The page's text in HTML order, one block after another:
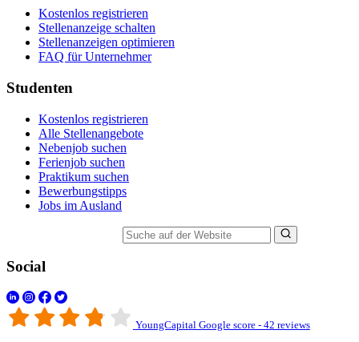
Kostenlos registrieren
Stellenanzeige schalten
Stellenanzeigen optimieren
FAQ für Unternehmer
Studenten
Kostenlos registrieren
Alle Stellenangebote
Nebenjob suchen
Ferienjob suchen
Praktikum suchen
Bewerbungstipps
Jobs im Ausland
Social
YoungCapital Google score - 42 reviews